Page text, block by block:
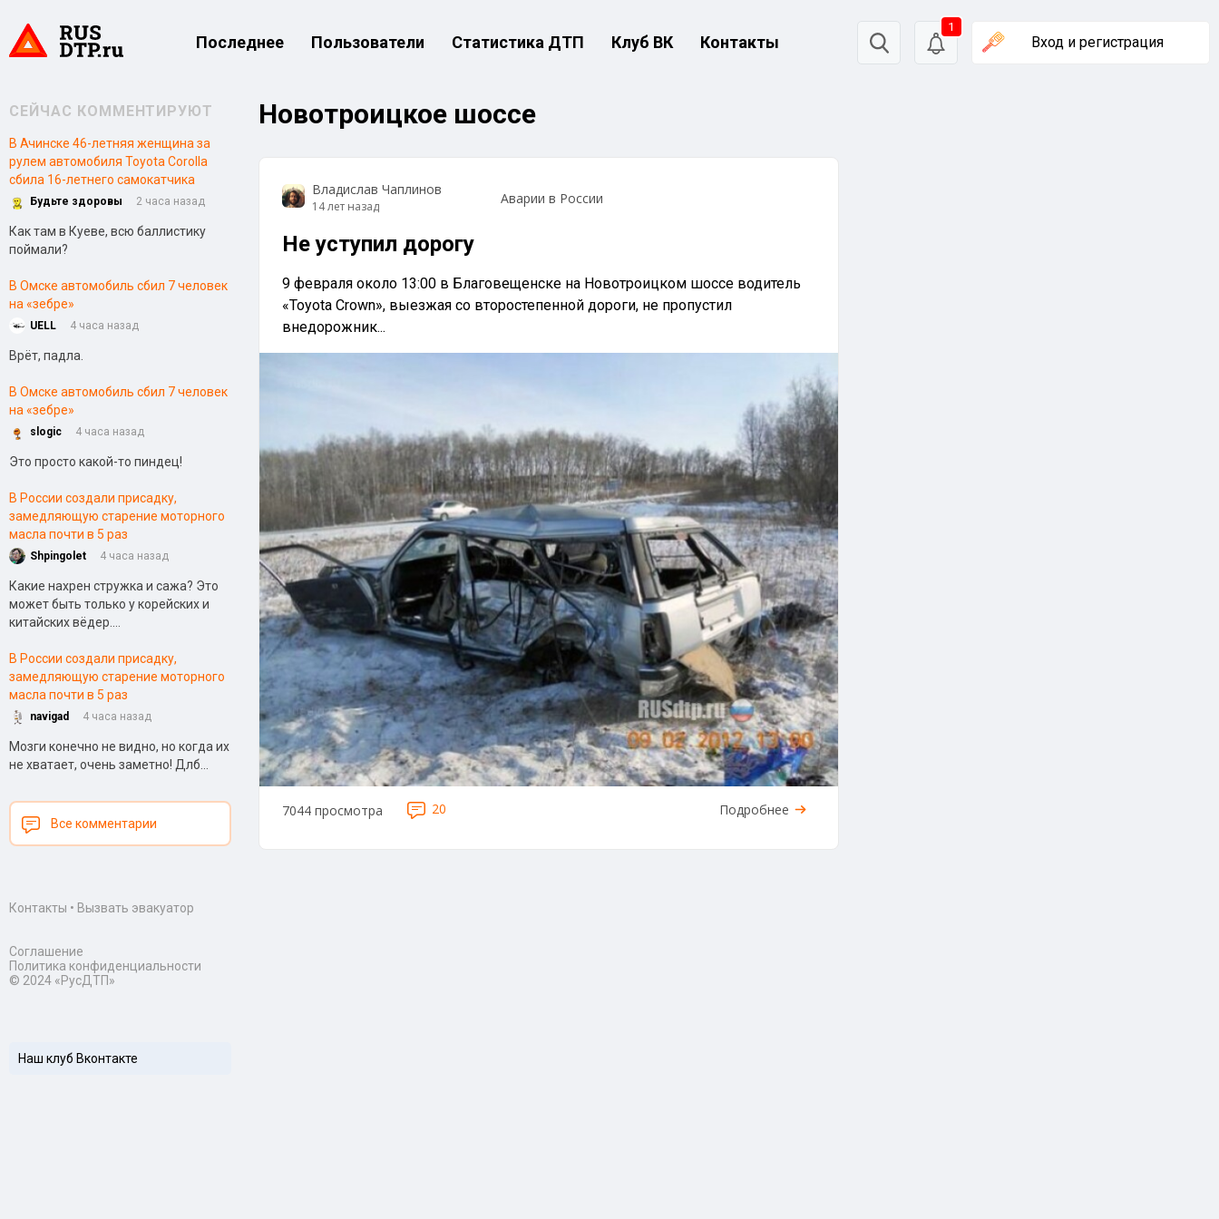
Последнее Пользователи Статистика ДТП Клуб ВК Контакты
1
Вход и регистрация
СЕЙЧАС КОММЕНТИРУЮТ
В Ачинске 46-летняя женщина за
рулем автомобиля Toyota Corolla
сбила 16-летнего самокатчика
Будьте здоровы 2 часа назад
Как там в Куеве, всю баллистику
поймали?
В Омске автомобиль сбил 7 человек
на «зебре»
UELL 4 часа назад
Врёт, падла.
В Омске автомобиль сбил 7 человек
на «зебре»
slogic 4 часа назад
Это просто какой-то пиндец!
В России создали присадку,
замедляющую старение моторного
масла почти в 5 раз
Shpingolet 4 часа назад
Какие нахрен стружка и сажа? Это
может быть только у корейских и
китайских вёдер....
В России создали присадку,
замедляющую старение моторного
масла почти в 5 раз
navigad 4 часа назад
Мозги конечно не видно, но когда их
не хватает, очень заметно! Длб...
Все комментарии
Контакты • Вызвать эвакуатор
Соглашение
Политика конфиденциальности
© 2024 «РусДТП»
Наш клуб Вконтакте
Новотроицкое шоссе
Владислав Чаплинов
14 лет назад Аварии в России
Не уступил дорогу
9 февраля около 13:00 в Благовещенске на Новотроицком шоссе водитель
«Toyota Crown», выезжая со второстепенной дороги, не пропустил
внедорожник...
7044 просмотра 20 Подробнее